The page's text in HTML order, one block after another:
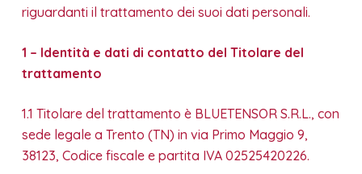
u
o
riguardanti il trattamento dei suoi dati personali.
1 – Identità e dati di contatto del Titolare del
trattamento
1.1 Titolare del trattamento è BLUETENSOR S.R.L., con
sede legale a Trento (TN) in via Primo Maggio 9,
38123, Codice fiscale e partita IVA 02525420226.